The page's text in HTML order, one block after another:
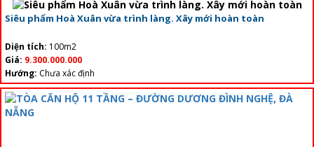
Siêu phẩm Hoà Xuân vừa trình làng. Xây mới hoàn toàn
Diện tích: 100m2
Giá: 9.300.000.000
Hướng: Chưa xác định